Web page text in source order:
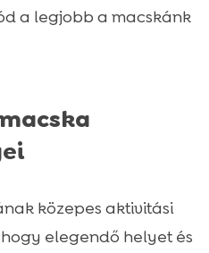
a legjobb a macskánk
közepes aktivitási
elegendő helyet és